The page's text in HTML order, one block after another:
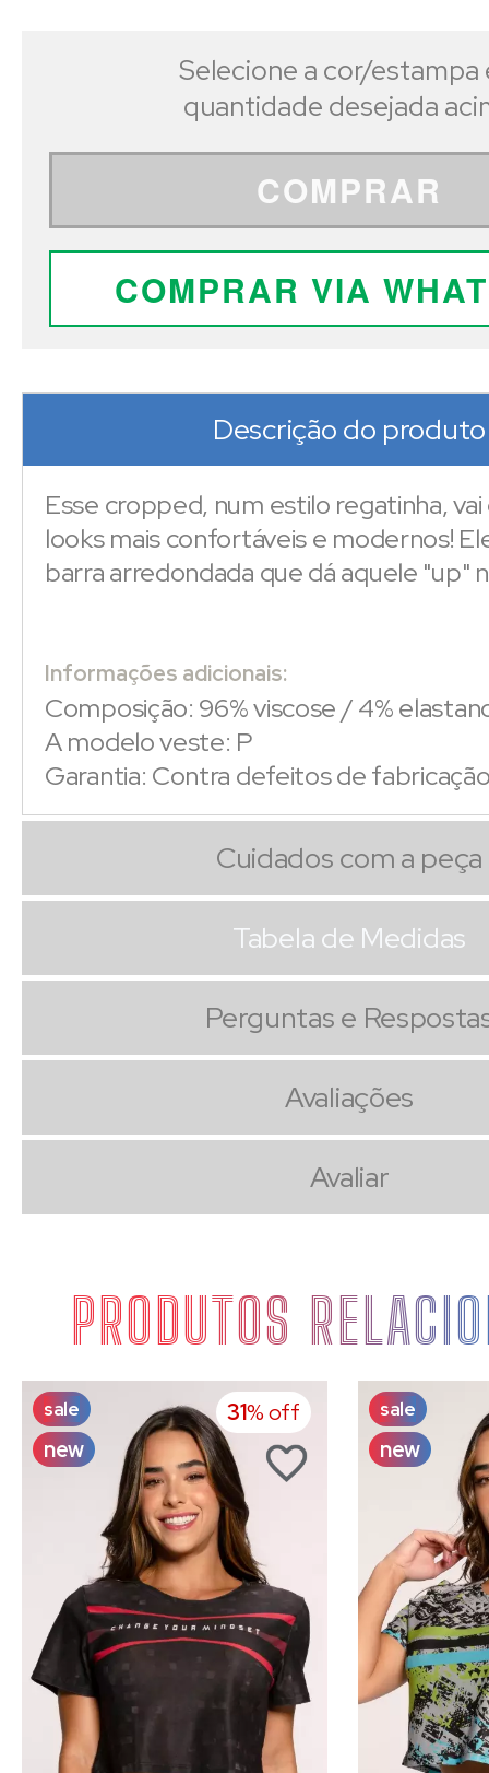
Selecione a cor/estampa
quantidade desejada
COMPRAR
COMPRAR VIA
Descrição do produto
Esse cropped, num estilo regatinha, vai
looks mais confortáveis e modernos!
barra arredondada que dá aquele "up"
Informações adicionais:
Composição: 96% viscose / 4%
A modelo veste: P
Garantia: Contra defeitos de
Cuidados com a peça
Tabela de Medidas
Perguntas e
Avaliações
Avaliar
PRODUTOS
sale
new
31% off sale
new